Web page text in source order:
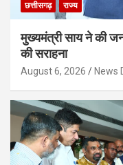
छत्तीसगढ़ राज्य
मुख्यमंत्री साय ने की
की सराहना
August 6, 2026 News